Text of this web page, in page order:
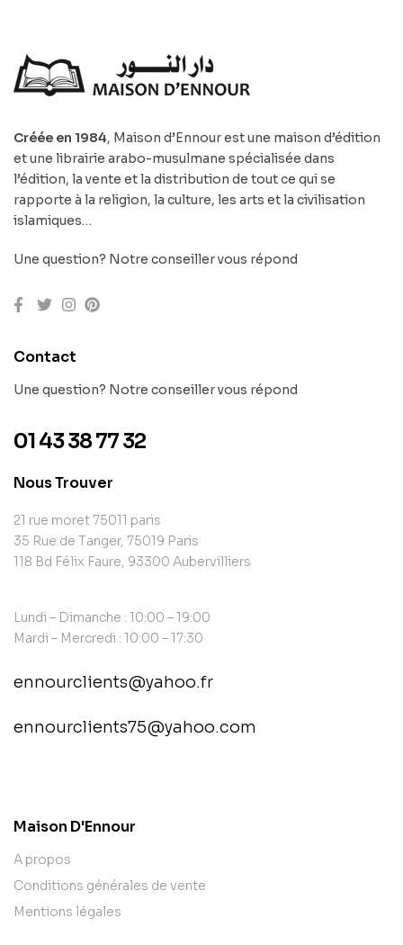
Créée en 1984, Maison d’Ennour est une maison d’édition
et une librairie arabo-musulmane spécialisée dans
l’édition, la vente et la distribution de tout ce qui se
rapporte à la religion, la culture, les arts et la civilisation
islamiques…
Une question? Notre conseiller vous répond
Contact
Une question? Notre conseiller vous répond
01 43 38 77 32
Nous Trouver
21 rue moret 75011 paris
35 Rue de Tanger, 75019 Paris
118 Bd Félix Faure, 93300 Aubervilliers
Lundi – Dimanche : 10:00 – 19:00
Mardi – Mercredi : 10:00 – 17:30
ennourclients@yahoo.fr
ennourclients75@yahoo.com
Maison D'Ennour
A propos
Conditions générales de vente
Mentions légales